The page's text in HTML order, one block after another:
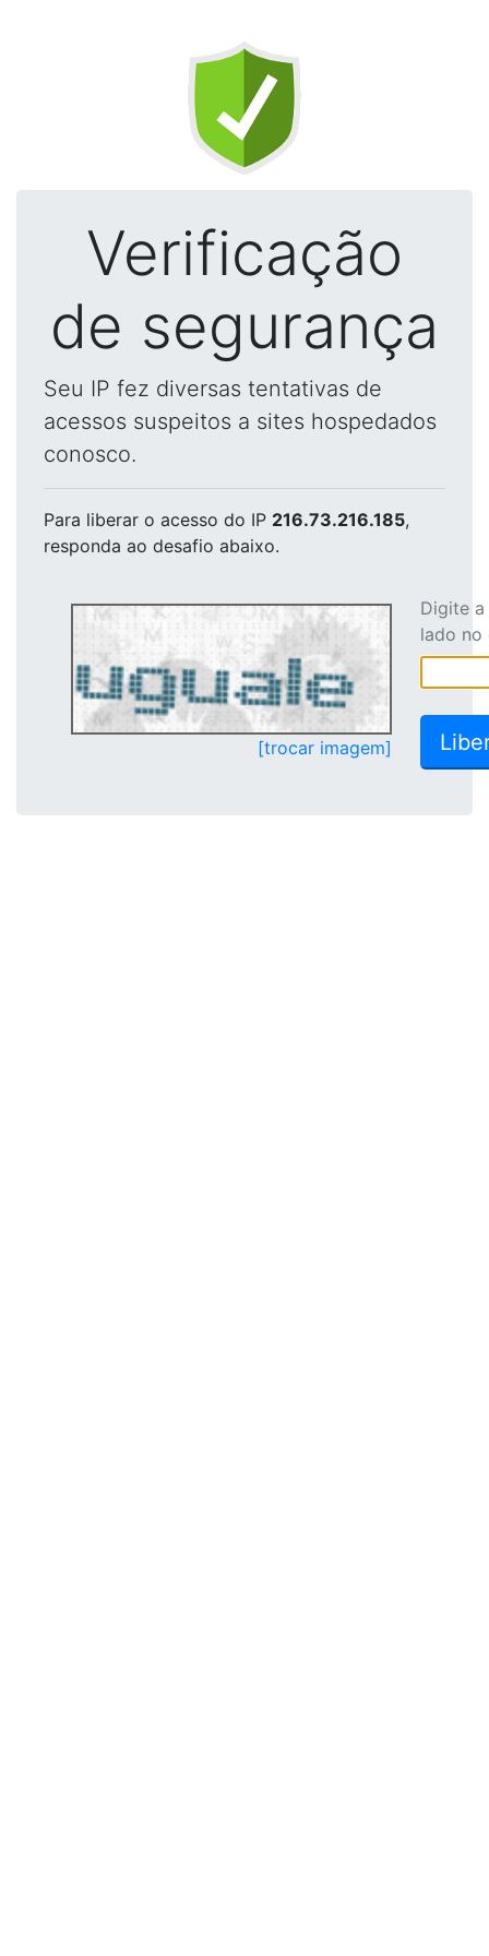
Verificação
de segurança
Seu IP fez diversas tentativas de
acessos suspeitos a sites hospedados
conosco.
Para liberar o acesso do IP 216.73.216.185,
responda ao desafio abaixo.
[trocar imagem]
Digite
lado no